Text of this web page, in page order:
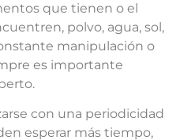
que tienen o el
polvo, agua, sol,
manipulación o
es importante
con una periodicidad
esperar más tiempo,